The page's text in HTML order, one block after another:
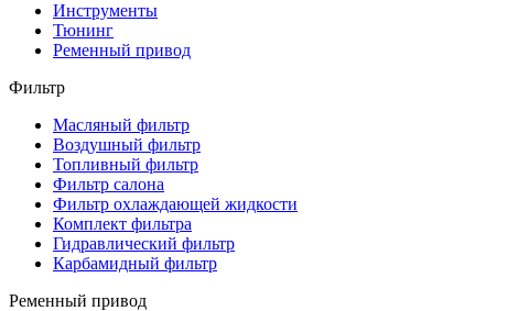
Инструменты
Тюнинг
Ременный привод
Фильтр
Масляный фильтр
Воздушный фильтр
Топливный фильтр
Фильтр салона
Фильтр охлаждающей жидкости
Комплект фильтра
Гидравлический фильтр
Карбамидный фильтр
Ременный привод